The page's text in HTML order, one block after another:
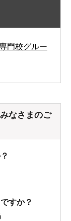
門校グルー
なさまのご
すか？